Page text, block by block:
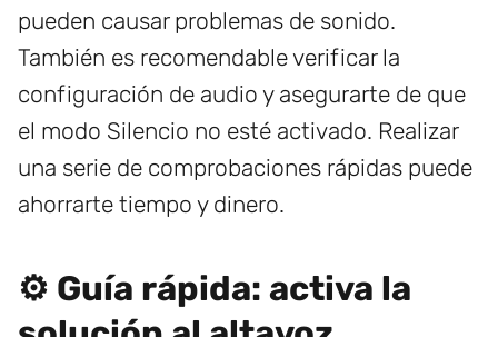
pueden causar problemas de sonido.
También es recomendable verificar la
configuración de audio y asegurarte de que
el modo Silencio no esté activado. Realizar
una serie de comprobaciones rápidas puede
ahorrarte tiempo y dinero.
⚙️ Guía rápida: activa la